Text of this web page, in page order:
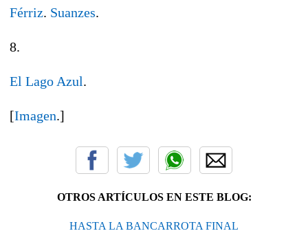
Férriz. Suanzes.
8.
El Lago Azul.
[Imagen.]
OTROS ARTÍCULOS EN ESTE BLOG:
HASTA LA BANCARROTA FINAL